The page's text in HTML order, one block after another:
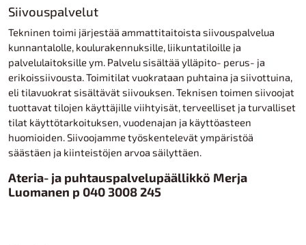
Siivouspalvelut
Tekninen toimi järjestää ammattitaitoista siivouspalvelua
kunnantalolle, koulurakennuksille, liikuntatiloille ja
palvelulaitoksille ym. Palvelu sisältää ylläpito- perus- ja
erikoissiivousta. Toimitilat vuokrataan puhtaina ja siivottuina,
eli tilavuokrat sisältävät siivouksen. Teknisen toimen siivoojat
tuottavat tilojen käyttäjille viihtyisät, terveelliset ja turvalliset
tilat käyttötarkoituksen, vuodenajan ja käyttöasteen
huomioiden. Siivoojamme työskentelevät ympäristöä
säästäen ja kiinteistöjen arvoa säilyttäen.
Ateria- ja puhtauspalvelupäällikkö Merja
Luomanen p 040 3008 245